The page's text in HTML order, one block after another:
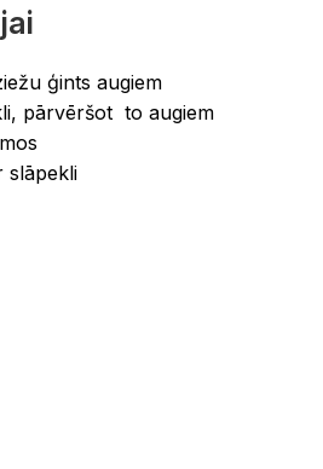
ģints augiem
pārvēršot to augiem
slāpekli